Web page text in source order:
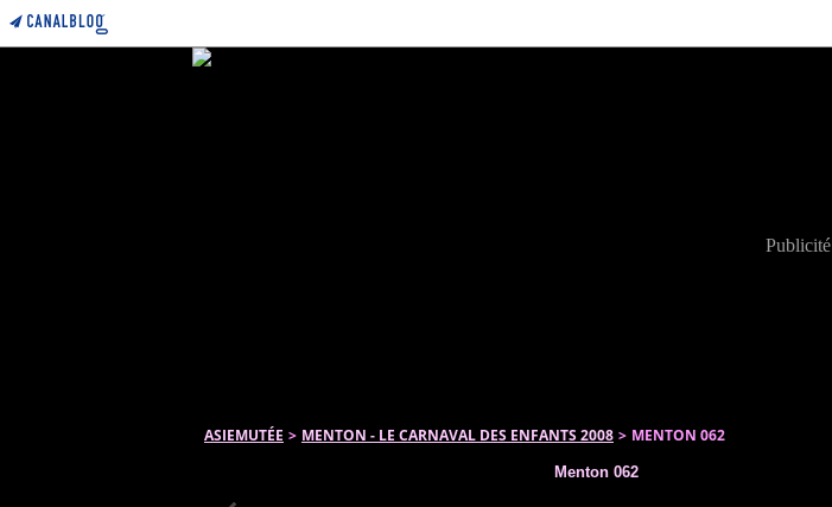
Publicité
ASIEMUTÉE > MENTON - LE CARNAVAL DES ENFANTS 2008 > MENTON 062
Menton 062